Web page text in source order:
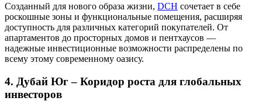
Созданный для нового образа жизни, DCH сочетает в себе
роскошные зоны и функциональные помещения, расширяя
доступность для различных категорий покупателей. От
апартаментов до просторных домов и пентхаусов —
надежные инвестиционные возможности распределены по
всему этому современному оазису.
4. Дубай Юг – Коридор роста для глобальных
инвесторов